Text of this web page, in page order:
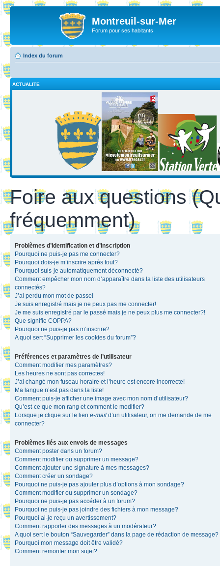
Montreuil-sur-Mer
Forum pour ses habitants
Index du forum
ACTUALITE
Foire aux questions
fréquemment)
Problèmes d’identification et d’inscription
Pourquoi ne puis-je pas me connecter?
Pourquoi dois-je m’inscrire après tout?
Pourquoi suis-je automatiquement déconnecté?
Comment empêcher mon nom d’apparaître dans la liste des utilisateurs
connectés?
J’ai perdu mon mot de passe!
Je suis enregistré mais je ne peux pas me connecter!
Je me suis enregistré par le passé mais je ne peux plus me connecter?!
Que signifie COPPA?
Pourquoi ne puis-je pas m’inscrire?
A quoi sert “Supprimer les cookies du forum”?
Préférences et paramètres de l’utilisateur
Comment modifier mes paramètres?
Les heures ne sont pas correctes!
J’ai changé mon fuseau horaire et l’heure est encore incorrecte!
Ma langue n’est pas dans la liste!
Comment puis-je afficher une image avec mon nom d’utilisateur?
Qu’est-ce que mon rang et comment le modifier?
Lorsque je clique sur le lien e-mail d’un utilisateur, on me demande de me
connecter?
Problèmes liés aux envois de messages
Comment poster dans un forum?
Comment modifier ou supprimer un message?
Comment ajouter une signature à mes messages?
Comment créer un sondage?
Pourquoi ne puis-je pas ajouter plus d’options à mon sondage?
Comment modifier ou supprimer un sondage?
Pourquoi ne puis-je pas accéder à un forum?
Pourquoi ne puis-je pas joindre des fichiers à mon message?
Pourquoi ai-je reçu un avertissement?
Comment rapporter des messages à un modérateur?
A quoi sert le bouton “Sauvegarder” dans la page de rédaction de message?
Pourquoi mon message doit être validé?
Comment remonter mon sujet?